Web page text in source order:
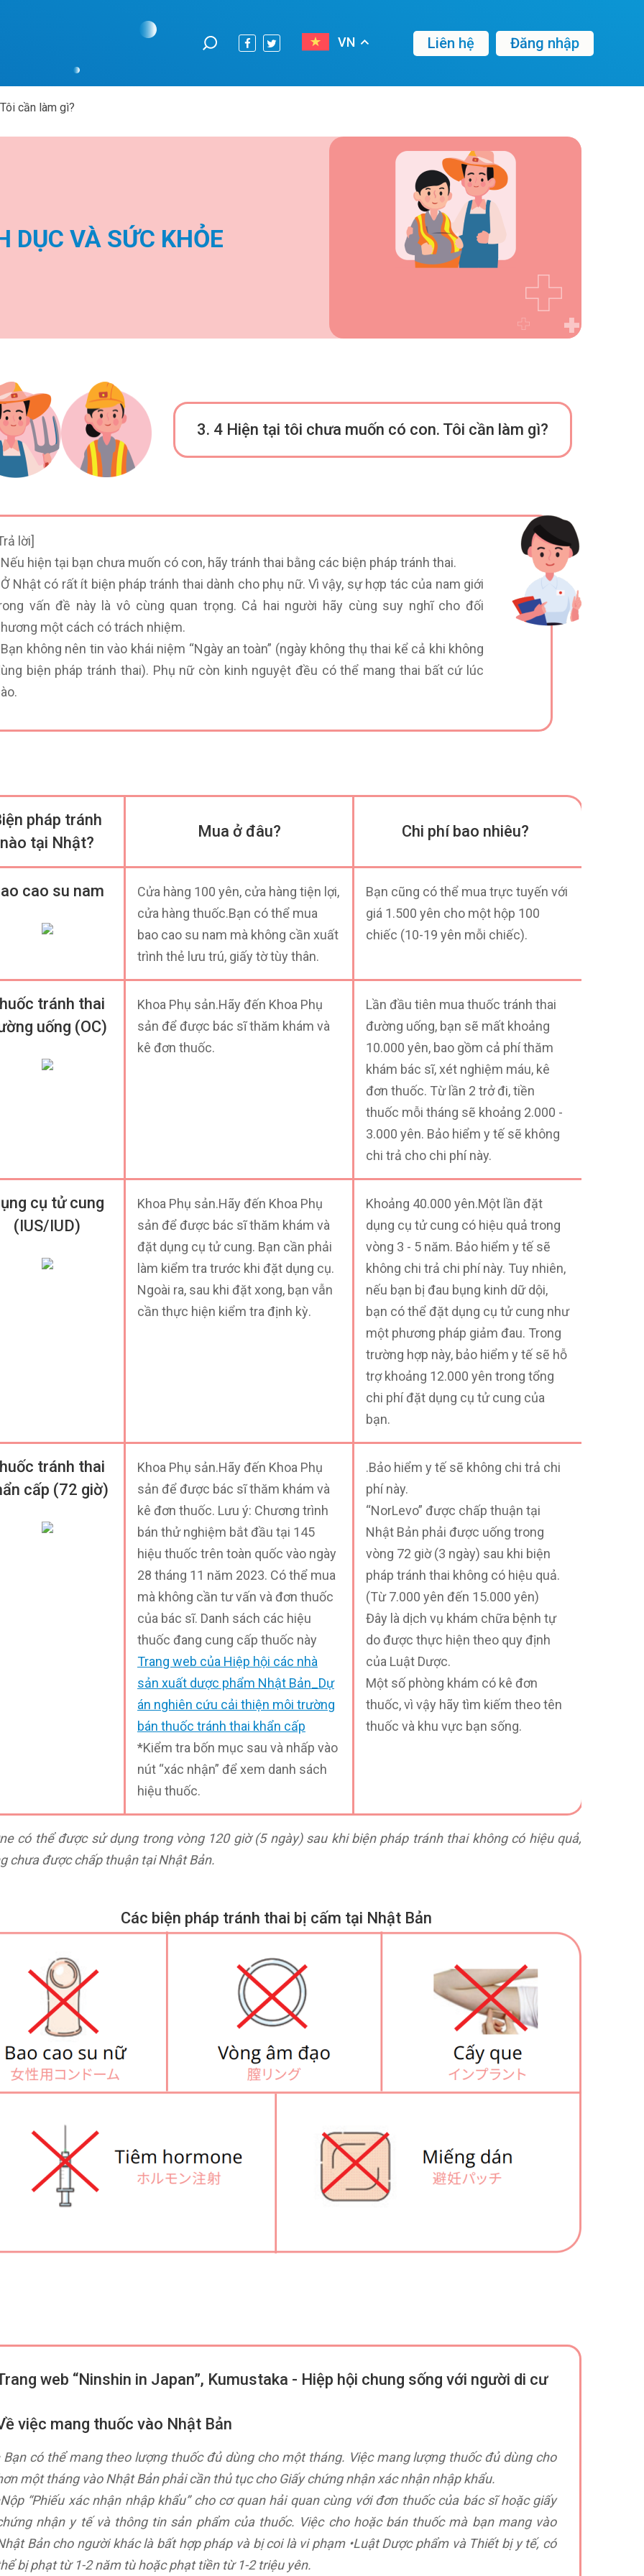
VN Liên hệ Đăng nhập
cần làm gì?
DỤC VÀ SỨC KHỎE
3. 4 Hiện tại tôi chưa muốn có con. Tôi cần làm gì?
lời]
Nếu hiện tại bạn chưa muốn có con, hãy tránh thai bằng các biện pháp tránh thai.
Ở Nhật có rất ít biện pháp tránh thai dành cho phụ nữ. Vì vậy, sự hợp tác của nam giới
vấn đề này là vô cùng quan trọng. Cả hai người hãy cùng suy nghĩ cho đối
một cách có trách nhiệm.
Bạn không nên tin vào khái niệm “Ngày an toàn” (ngày không thụ thai kể cả khi không
biện pháp tránh thai). Phụ nữ còn kinh nguyệt đều có thể mang thai bất cứ lúc
pháp tránh
nào tại Nhật?
Mua ở đâu? Chi phí bao nhiêu?
cao su nam
Cửa hàng 100 yên, cửa hàng tiện lợi,
cửa hàng thuốc.Bạn có thể mua
bao cao su nam mà không cần xuất
trình thẻ lưu trú, giấy tờ tùy thân.
Bạn cũng có thể mua trực tuyến với
giá 1.500 yên cho một hộp 100
chiếc (10-19 yên mỗi chiếc).
tránh thai
uống (OC)
Khoa Phụ sản.Hãy đến Khoa Phụ
sản để được bác sĩ thăm khám và
kê đơn thuốc.
Lần đầu tiên mua thuốc tránh thai
đường uống, bạn sẽ mất khoảng
10.000 yên, bao gồm cả phí thăm
khám bác sĩ, xét nghiệm máu, kê
đơn thuốc. Từ lần 2 trở đi, tiền
thuốc mỗi tháng sẽ khoảng 2.000 -
3.000 yên. Bảo hiểm y tế sẽ không
chi trả cho chi phí này.
cụ tử cung
(IUS/IUD)
Khoa Phụ sản.Hãy đến Khoa Phụ
sản để được bác sĩ thăm khám và
đặt dụng cụ tử cung. Bạn cần phải
làm kiểm tra trước khi đặt dụng cụ.
Ngoài ra, sau khi đặt xong, bạn vẫn
cần thực hiện kiểm tra định kỳ.
Khoảng 40.000 yên.Một lần đặt
dụng cụ tử cung có hiệu quả trong
vòng 3 - 5 năm. Bảo hiểm y tế sẽ
không chi trả chi phí này. Tuy nhiên,
nếu bạn bị đau bụng kinh dữ dội,
bạn có thể đặt dụng cụ tử cung như
một phương pháp giảm đau. Trong
trường hợp này, bảo hiểm y tế sẽ hỗ
trợ khoảng 12.000 yên trong tổng
chi phí đặt dụng cụ tử cung của
bạn.
tránh thai
cấp (72 giờ)
Khoa Phụ sản.Hãy đến Khoa Phụ
sản để được bác sĩ thăm khám và
kê đơn thuốc. Lưu ý: Chương trình
bán thử nghiệm bắt đầu tại 145
hiệu thuốc trên toàn quốc vào ngày
28 tháng 11 năm 2023. Có thể mua
mà không cần tư vấn và đơn thuốc
của bác sĩ. Danh sách các hiệu
thuốc đang cung cấp thuốc này
Trang web của Hiệp hội các nhà
sản xuất dược phẩm Nhật Bản_Dự
án nghiên cứu cải thiện môi trường
bán thuốc tránh thai khẩn cấp
*Kiểm tra bốn mục sau và nhấp vào
nút “xác nhận” để xem danh sách
hiệu thuốc.
.Bảo hiểm y tế sẽ không chi trả chi
phí này.
“NorLevo” được chấp thuận tại
Nhật Bản phải được uống trong
vòng 72 giờ (3 ngày) sau khi biện
pháp tránh thai không có hiệu quả.
(Từ 7.000 yên đến 15.000 yên)
Đây là dịch vụ khám chữa bệnh tự
do được thực hiện theo quy định
của Luật Dược.
Một số phòng khám có kê đơn
thuốc, vì vậy hãy tìm kiếm theo tên
thuốc và khu vực bạn sống.
có thể được sử dụng trong vòng 120 giờ (5 ngày) sau khi biện pháp tránh thai không có hiệu quả,
chưa được chấp thuận tại Nhật Bản.
Các biện pháp tránh thai bị cấm tại Nhật Bản
web “Ninshin in Japan”, Kumustaka - Hiệp hội chung sống với người di cư
việc mang thuốc vào Nhật Bản
Bạn có thể mang theo lượng thuốc đủ dùng cho một tháng. Việc mang lượng thuốc đủ dùng cho
một tháng vào Nhật Bản phải cần thủ tục cho Giấy chứng nhận xác nhận nhập khẩu.
“Phiếu xác nhận nhập khẩu” cho cơ quan hải quan cùng với đơn thuốc của bác sĩ hoặc giấy
nhận y tế và thông tin sản phẩm của thuốc. Việc cho hoặc bán thuốc mà bạn mang vào
Bản cho người khác là bất hợp pháp và bị coi là vi phạm •Luật Dược phẩm và Thiết bị y tế, có
bị phạt từ 1-2 năm tù hoặc phạt tiền từ 1-2 triệu yên.